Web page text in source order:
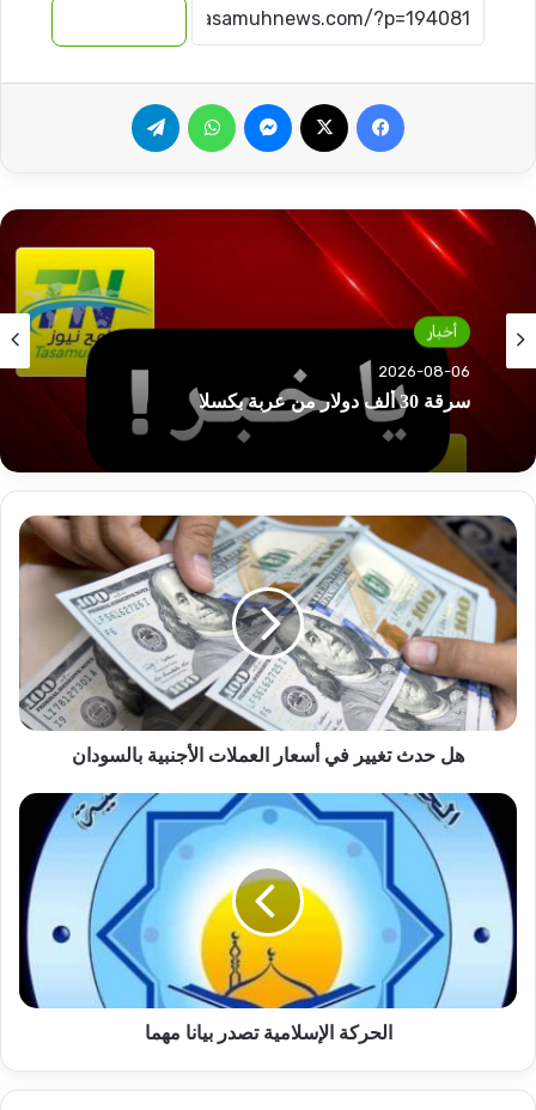
فيسبوك ماسنجر واتساب
أخبار
2026-08-06
أخبار
2026-08-06
ترتيبات جديدة بالعودة الطوعية ودول تساهم في
البرنامج
هل
حدث
تغيير
في
أسعار
الأجنبية
بالسودان
هل حدث تغيير في أسعار العملات الأجنبية بالسودان
الحركة
الإسلامية
تصدر
بيانا
مهما
الحركة الإسلامية تصدر بيانا مهما